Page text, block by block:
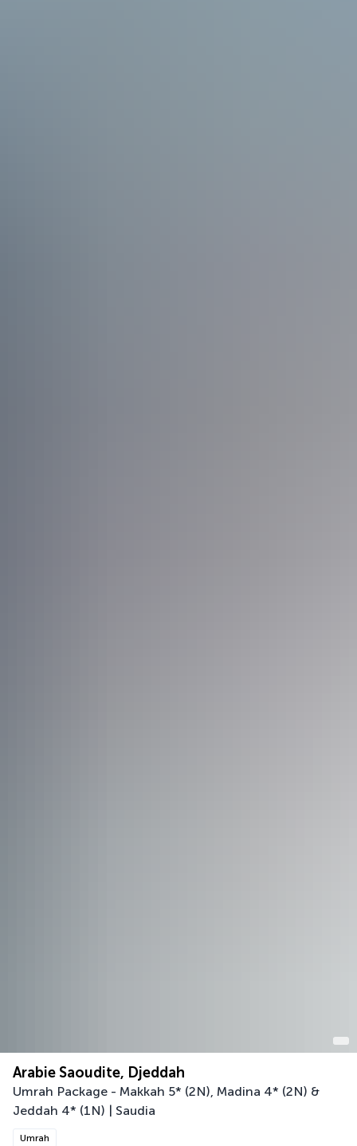
Arabie Saoudite, Djeddah
Umrah Package - Makkah 5* (2N), Madina 4* (2N) &
Jeddah 4* (1N) | Saudia
Umrah